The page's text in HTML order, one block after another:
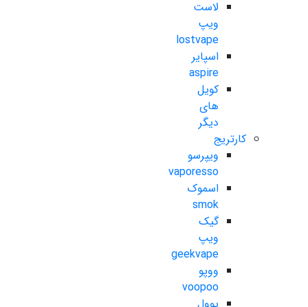
لاست
ویپ
lostvape
اسپایر
aspire
کویل
های
دیگر
کارتریج
ویپرسو
vaporesso
اسموک
smok
گیک
ویپ
geekvape
ووپو
voopoo